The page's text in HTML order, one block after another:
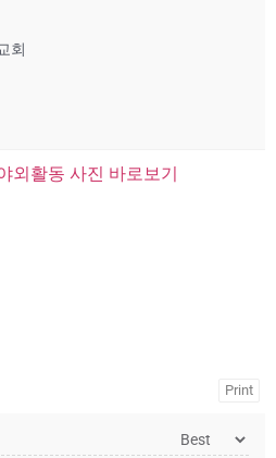
회
외활동 사진 바로보기
Print